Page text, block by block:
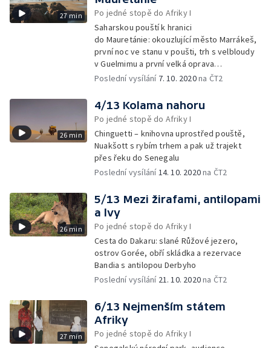
27 min
Po jedné stopě do Afriky I
Saharskou pouští k hranici
do Mauretánie: okouzlující město Marrákeš,
první noc ve stanu v poušti, trh s velbloudy
v Guelmimu a první velká oprava
doprovodného automobilového veterána
Poslední vysílání 7. 10. 2020na ČT2
26 min
4/13 Kolama nahoru
Po jedné stopě do Afriky I
Chinguetti – knihovna uprostřed pouště,
Nuakšott s rybím trhem a pak už trajekt
přes řeku do Senegalu
Poslední vysílání14. 10. 2020na ČT2
26 min
5/13 Mezi žirafami, antilopami
a lvy
Po jedné stopě do Afriky I
Cesta do Dakaru: slané Růžové jezero,
ostrov Gorée, obří skládka a rezervace
Bandia s antilopou Derbyho
Poslední vysílání 21. 10. 2020na ČT2
27 min
6/13 Nejmenším státem
Afriky
Po jedné stopě do Afriky I